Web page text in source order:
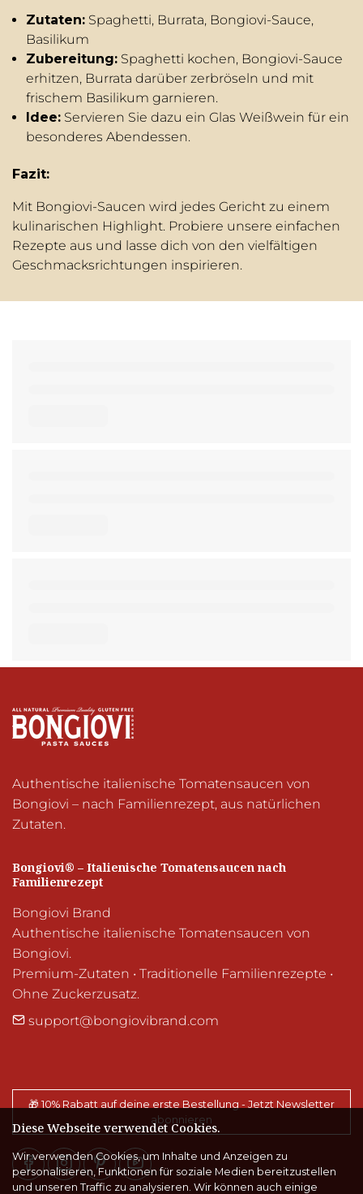
Zutaten: Spaghetti, Burrata, Bongiovi-Sauce,
Basilikum
Zubereitung: Spaghetti kochen, Bongiovi-Sauce
erhitzen, Burrata darüber zerbröseln und mit
frischem Basilikum garnieren.
Idee: Servieren Sie dazu ein Glas Weißwein für ein
besonderes Abendessen.
Fazit:
Mit Bongiovi-Saucen wird jedes Gericht zu einem
kulinarischen Highlight. Probiere unsere einfachen
Rezepte aus und lasse dich von den vielfältigen
Geschmacksrichtungen inspirieren.
Authentische italienische Tomatensaucen von
Bongiovi – nach Familienrezept, aus natürlichen
Zutaten.
Bongiovi® – Italienische Tomatensaucen nach
Familienrezept
Bongiovi Brand
Authentische italienische Tomatensaucen von
Bongiovi.
Premium-Zutaten • Traditionelle Familienrezepte •
Ohne Zuckerzusatz.
support@bongiovibrand.com
🎁 10% Rabatt auf deine erste Bestellung - Jetzt Newsletter
abonnieren
Diese Webseite verwendet Cookies.
Wir verwenden Cookies, um Inhalte und Anzeigen zu
personalisieren, Funktionen für soziale Medien bereitzustellen
und unseren Traffic zu analysieren. Wir können auch einige